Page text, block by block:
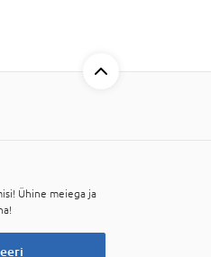
Ühine meiega ja